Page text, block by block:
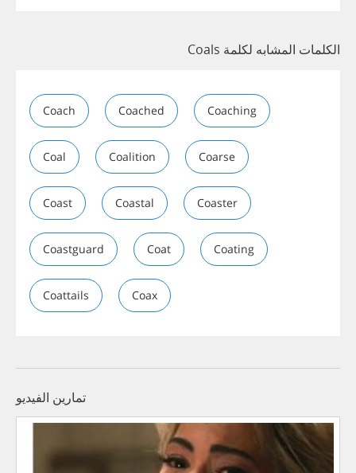
الكلمات المشابه لكلمة Coals
Coach Coached Coaching
Coal Coalition Coarse
Coast Coastal Coaster
Coastguard Coat Coating
Coattails Coax
تمارين الفيديو